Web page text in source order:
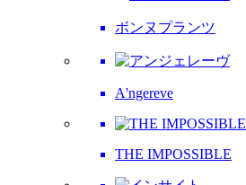
ボンヌプランツ
A'ngereve
THE IMPOSSIBLE